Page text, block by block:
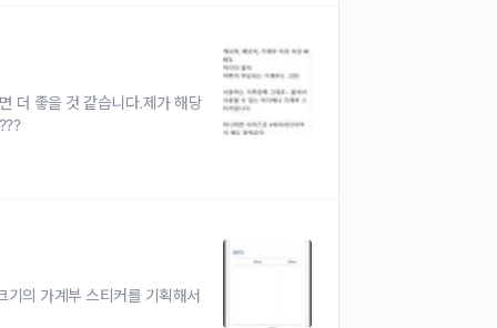
더 좋을 것 같습니다.제가 해당
의 가계부 스티커를 기획해서